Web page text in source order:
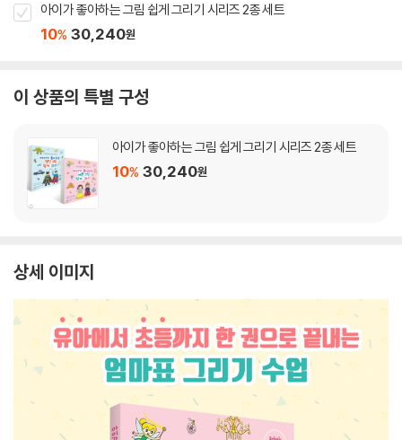
아이가 좋아하는 그림 쉽게 그리기 시리즈 2종 세트
10% 30,240원
이 상품의 특별 구성
아이가 좋아하는 그림 쉽게 그리기 시리즈 2종 세트
10% 30,240원
상세 이미지